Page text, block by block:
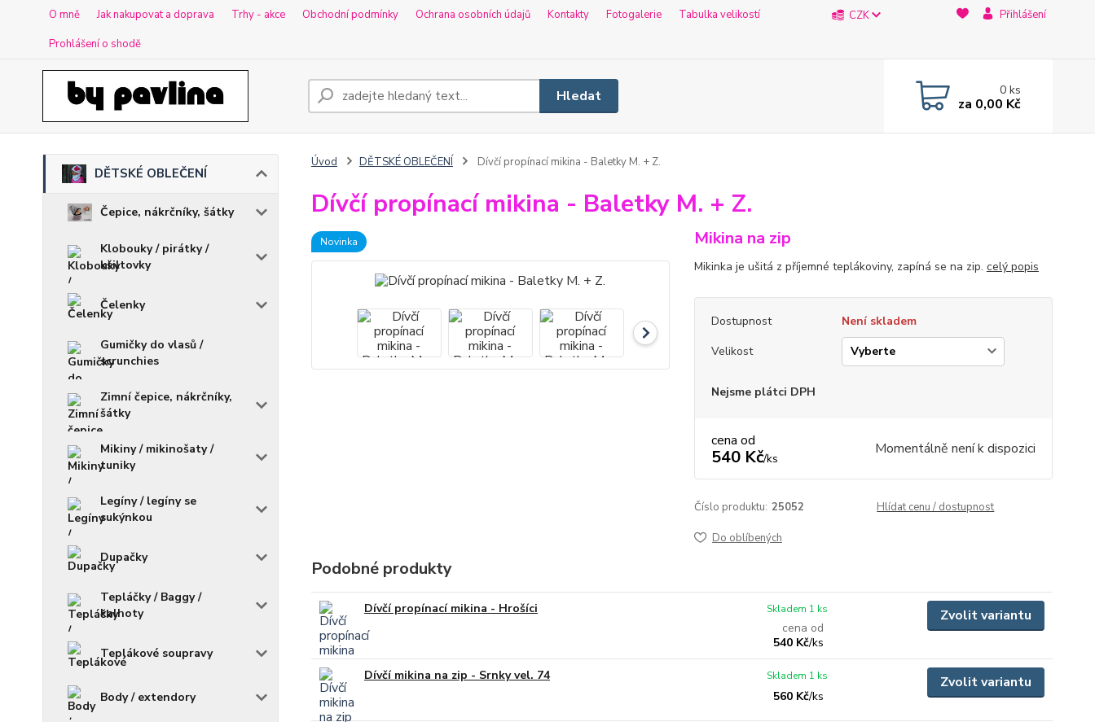
O mně Jak nakupovat a doprava Trhy - akce Obchodní podmínky Ochrana osobních údajů Kontakty Fotogalerie
Tabulka velikostí
Prohlášení o shodě
CZK Přihlášení
Hledat 0ks
za 0,00 Kč
DĚTSKÉ OBLEČENÍ
Čepice, nákrčníky, šátky
Klobouky / pirátky /
kšiltovky
Čelenky
Gumičky do vlasů /
scrunchies
Zimní čepice, nákrčníky,
šátky
Mikiny / mikinošaty /
tuniky
Legíny / legíny se
sukýnkou
Dupačky
Tepláčky / Baggy /
kalhoty
Teplákové soupravy
Body / extendory
Úvod DĚTSKÉ OBLEČENÍ Dívčí propínací mikina - Baletky M. + Z.
Dívčí propínací mikina - Baletky M. + Z.
Novinka Mikina na zip
Mikinka je ušitá z příjemné teplákoviny, zapíná se na zip. celý popis
Dostupnost
Není skladem
Velikost
Nejsme plátci DPH
cena od
540 Kč/ks
Momentálně není k dispozici
Číslo produktu: 25052 Hlídat cenu / dostupnost
Do oblíbených
Podobné produkty
Dívčí propínací mikina - Hrošíci
cena od
540 Kč/ks
Skladem 1 ks Zvolit variantu
Dívčí mikina na zip - Srnky vel. 74
560 Kč/ks
Skladem 1 ks Zvolit variantu